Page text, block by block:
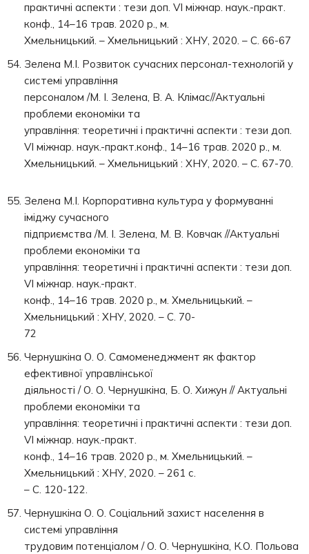
практичні аспекти : тези доп. VI міжнар. наук.-практ.
конф., 14–16 трав. 2020 р., м.
Хмельницький. – Хмельницький : ХНУ, 2020. – С. 66-67
Зелена М.І. Розвиток сучасних персонал-технологій у
системі управління
персоналом /М. І. Зелена, В. А. Клімас//Актуальні
проблеми економіки та
управління: теоретичні і практичні аспекти : тези доп.
VI міжнар. наук.-практ.конф., 14–16 трав. 2020 р., м.
Хмельницький. – Хмельницький : ХНУ, 2020. – С. 67-70.
Зелена М.І. Корпоративна культура у формуванні
іміджу сучасного
підприємства /М. І. Зелена, М. В. Ковчак //Актуальні
проблеми економіки та
управління: теоретичні і практичні аспекти : тези доп.
VI міжнар. наук.-практ.
конф., 14–16 трав. 2020 р., м. Хмельницький. –
Хмельницький : ХНУ, 2020. – С. 70-
72
Чернушкіна О. О. Самоменеджмент як фактор
ефективної управлінської
діяльності / О. О. Чернушкіна, Б. О. Хижун // Актуальні
проблеми економіки та
управління: теоретичні і практичні аспекти : тези доп.
VI міжнар. наук.-практ.
конф., 14–16 трав. 2020 р., м. Хмельницький. –
Хмельницький : ХНУ, 2020. – 261 с.
– С. 120-122.
Чернушкіна О. О. Соціальний захист населення в
системі управління
трудовим потенціалом / О. О. Чернушкіна, К.О. Польова